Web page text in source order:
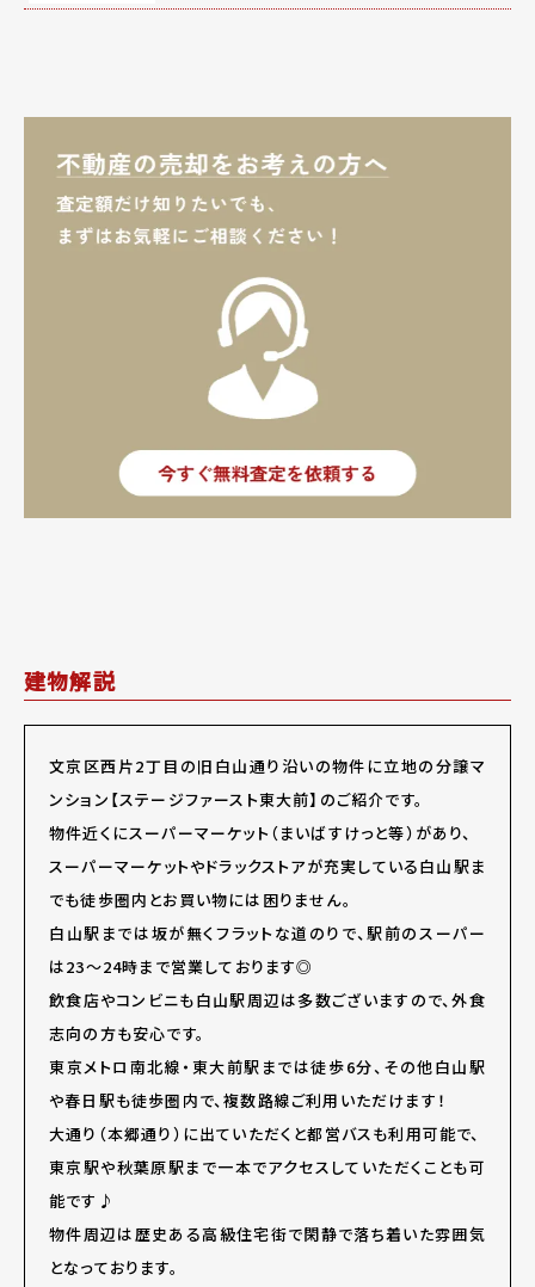
建物解説
文京区西片2丁目の旧白山通り沿いの物件に立地の分譲マ
ンション【ステージファースト東大前】のご紹介です。
物件近くにスーパーマーケット（まいばすけっと等）があり、
スーパーマーケットやドラックストアが充実している白山駅ま
でも徒歩圏内とお買い物には困りません。
白山駅までは坂が無くフラットな道のりで、駅前のスーパー
は23～24時まで営業しております◎
飲食店やコンビニも白山駅周辺は多数ございますので、外食
志向の方も安心です。
東京メトロ南北線・東大前駅までは徒歩6分、その他白山駅
や春日駅も徒歩圏内で、複数路線ご利用いただけます！
大通り（本郷通り）に出ていただくと都営バスも利用可能で、
東京駅や秋葉原駅まで一本でアクセスしていただくことも可
能です♪
物件周辺は歴史ある高級住宅街で閑静で落ち着いた雰囲気
となっております。